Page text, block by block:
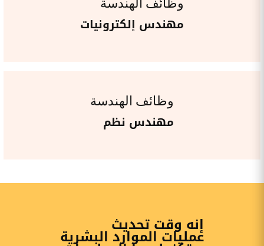
مهندس إلكترونيات
وظائف الهندسة
مهندس نظم
إنه وقت تحديث
عمليات الموارد البشرية